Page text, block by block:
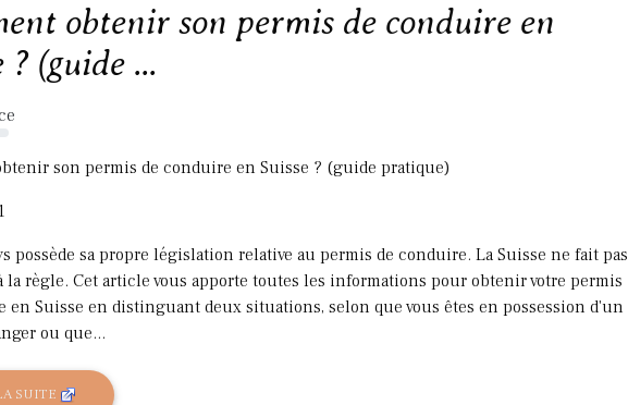
obtenir son permis de conduire en
? (guide ...
son permis de conduire en Suisse ? (guide pratique)
possède sa propre législation relative au permis de conduire. La Suisse ne fait pas
la règle. Cet article vous apporte toutes les informations pour obtenir votre permis
en Suisse en distinguant deux situations, selon que vous êtes en possession d'un
ou que...
SUITE